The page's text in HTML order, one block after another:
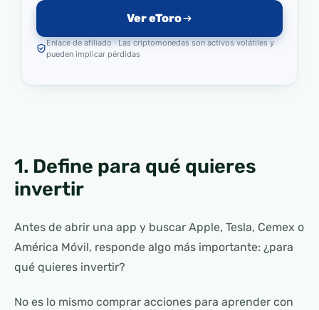
Ver eToro
Enlace de afiliado · Las criptomonedas son activos volátiles y
pueden implicar pérdidas
1. Define para qué quieres
invertir
Antes de abrir una app y buscar Apple, Tesla, Cemex o
América Móvil, responde algo más importante: ¿para
qué quieres invertir?
No es lo mismo comprar acciones para aprender con